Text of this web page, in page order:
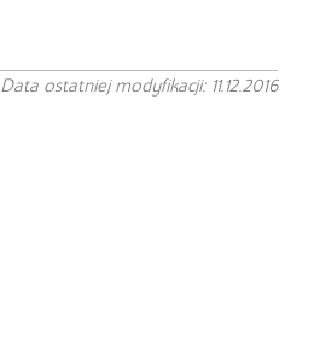
Data ostatniej modyfikacji: 11.12.2016